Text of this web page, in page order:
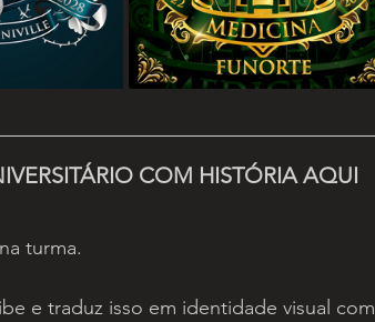
COM HISTÓRIA AQUI
turma.
e traduz isso em identidade visual com